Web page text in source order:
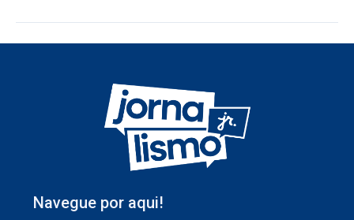
Navegue por aqui!